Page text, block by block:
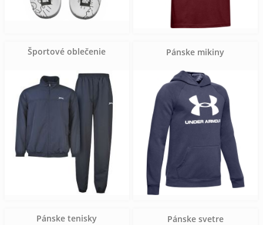
Športové oblečenie Pánske mikiny
Pánske tenisky Pánske svetre